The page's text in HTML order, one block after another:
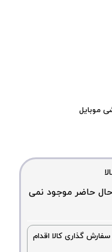
موبایل
حال حاضر موجود نمی
نسبت به سفارش گذاری کالا اقدام